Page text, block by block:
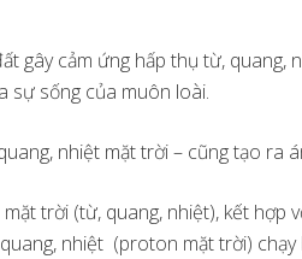
gây cảm ứng hấp thụ từ,
sự sống của muôn loài.
nhiệt mặt trời – cũng tạo ra
trời (từ, quang, nhiệt), kết hợp
nhiệt (proton mặt trời)